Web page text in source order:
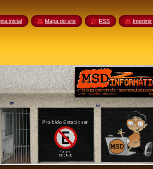
inicial Mapa do site RSS Imprimir